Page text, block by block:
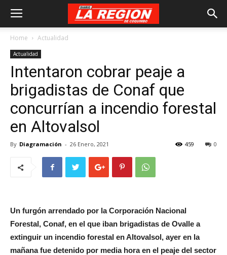
Home Actualidad
Actualidad
Intentaron cobrar peaje a
brigadistas de Conaf que
concurrían a incendio forestal
en Altovalsol
By Diagramación - 26 Enero, 2021 0
459
Un furgón arrendado por la Corporación Nacional
Forestal, Conaf, en el que iban brigadistas de Ovalle a
extinguir un incendio forestal en Altovalsol, ayer en la
mañana fue detenido por media hora en el peaje del sector